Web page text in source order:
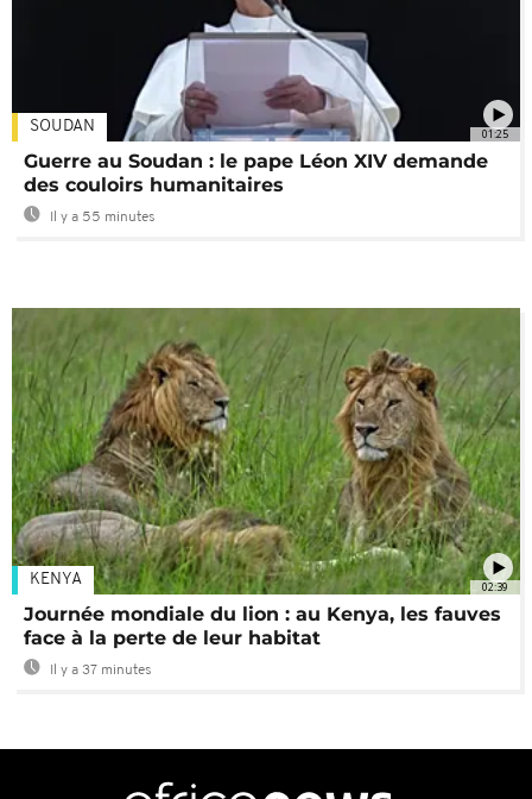
01:25
SOUDAN
Guerre au Soudan : le pape Léon XIV demande
des couloirs humanitaires
Il y a 55 minutes
02:39
KENYA
Journée mondiale du lion : au Kenya, les fauves
face à la perte de leur habitat
Il y a 37 minutes